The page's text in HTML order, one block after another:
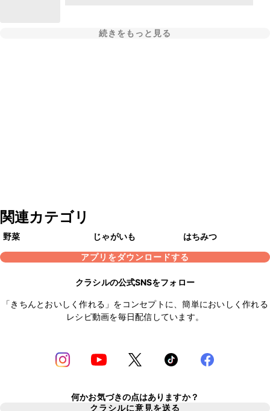
続きをもっと見る
関連カテゴリ
野菜 じゃがいも
はちみつ
アプリをダウンロードする
クラシルの公式SNSをフォロー
「きちんとおいしく作れる」をコンセプトに、簡単においしく作れる
レシピ動画を毎日配信しています。
何かお気づきの点はありますか？
クラシルに意見を送る